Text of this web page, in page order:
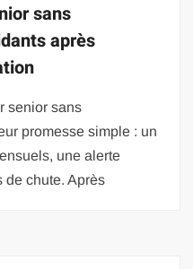
sans
après
senior sans
promesse simple : un
une alerte
de chute. Après